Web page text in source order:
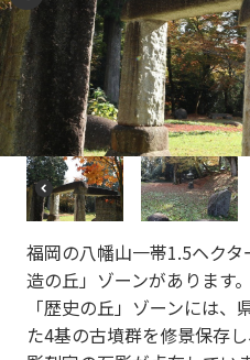
P
re
vi
o
u
s P
r
e
vi
o
u
s
福岡の八幡山一帯1.5ヘク
造の丘」ゾーンがあります。
「歴史の丘」ゾーンには
た4基の古墳群を修景保存